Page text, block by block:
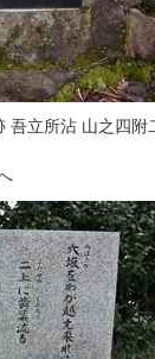
吾立所沾 山之四附